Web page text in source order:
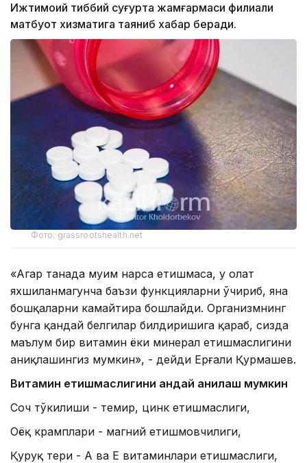
Ижтимоий тиббий суғурта жамғармаси филиали
матбуот хизматига таяниб хабар беради.
Фото: grassrootshealth.net
«Агар танада муҳим нарса етишмаса, у ҳолат
яхшиланмагунча баъзи функцияларни ўчириб, яна
бошқаларни камайтира бошлайди. Организмнинг
бунга қандай белгилар билдиришига қараб, сизда
маълум бир витамин ёки минерал етишмаслигини
аниқлашингиз мумкин», - дейди Ерғали Қурмашев.
Витамин етишмаслигини қандай аниқлаш мумкин
Соч тўкилиши - темир, цинк етишмаслиги,
Оёқ крамплари - магний етишмовчилиги,
Қуруқ тери - А ва Е витаминлари етишмаслиги,